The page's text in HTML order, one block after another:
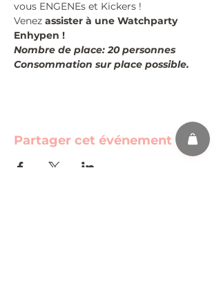
vous ENGENEs et Kickers !
Venez assister à une Watchparty
Enhypen !
Nombre de place: 20 personnes
Consommation sur place possible.
Partager cet événement